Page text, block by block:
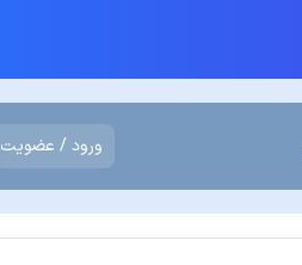
ورود / عضویت